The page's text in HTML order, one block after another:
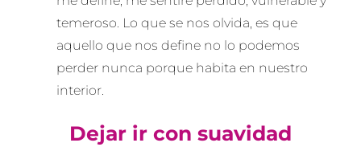
temeroso. Lo que se nos olvida, es que
aquello que nos define no lo podemos
perder nunca porque habita en nuestro
interior.
Dejar ir con suavidad